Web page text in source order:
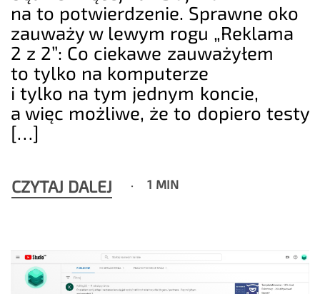
na to potwierdzenie. Sprawne oko
zauważy w lewym rogu „Reklama
2 z 2”: Co ciekawe zauważyłem
to tylko na komputerze
i tylko na tym jednym koncie,
a więc możliwe, że to dopiero testy
[…]
CZYTAJ DALEJ 1 MIN